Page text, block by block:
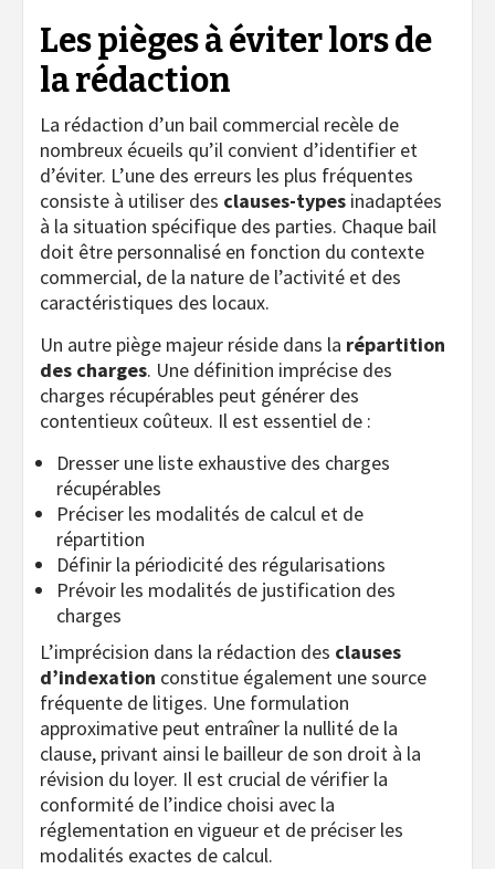
Les pièges à éviter lors de
la rédaction
La rédaction d’un bail commercial recèle de
nombreux écueils qu’il convient d’identifier et
d’éviter. L’une des erreurs les plus fréquentes
consiste à utiliser des clauses-types inadaptées
à la situation spécifique des parties. Chaque bail
doit être personnalisé en fonction du contexte
commercial, de la nature de l’activité et des
caractéristiques des locaux.
Un autre piège majeur réside dans la répartition
des charges. Une définition imprécise des
charges récupérables peut générer des
contentieux coûteux. Il est essentiel de :
Dresser une liste exhaustive des charges
récupérables
Préciser les modalités de calcul et de
répartition
Définir la périodicité des régularisations
Prévoir les modalités de justification des
charges
L’imprécision dans la rédaction des clauses
d’indexation constitue également une source
fréquente de litiges. Une formulation
approximative peut entraîner la nullité de la
clause, privant ainsi le bailleur de son droit à la
révision du loyer. Il est crucial de vérifier la
conformité de l’indice choisi avec la
réglementation en vigueur et de préciser les
modalités exactes de calcul.